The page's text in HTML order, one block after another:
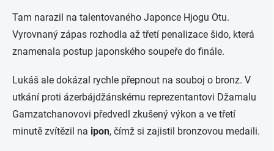
Tam narazil na talentovaného Japonce Hjogu Otu.
Vyrovnaný zápas rozhodla až třetí penalizace šido, která
znamenala postup japonského soupeře do finále.
Lukáš ale dokázal rychle přepnout na souboj o bronz. V
utkání proti ázerbájdžánskému reprezentantovi Džamalu
Gamzatchanovovi předvedl zkušený výkon a ve třetí
minutě zvítězil na ipon, čímž si zajistil bronzovou medaili.